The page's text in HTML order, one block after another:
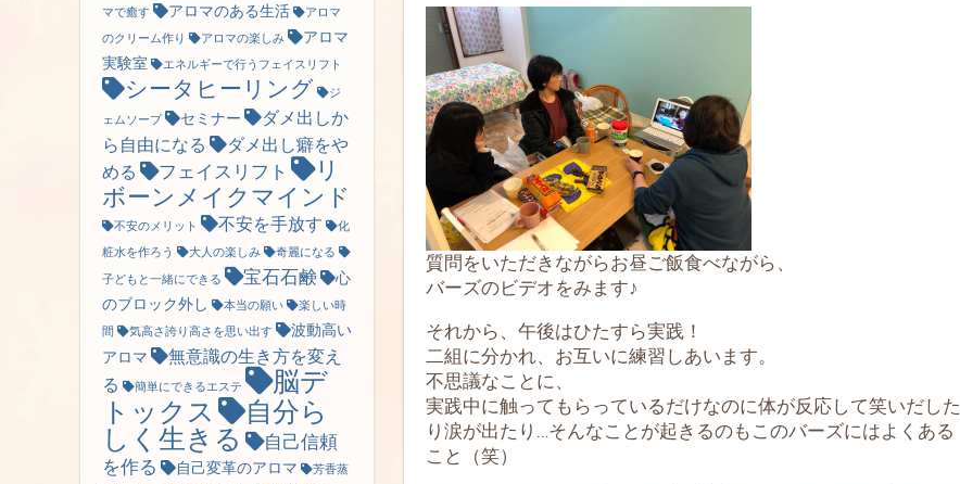
質問をいただきながらお昼ご飯食べながら、
バーズのビデオをみます♪
それから、午後はひたすら実践！
二組に分かれ、お互いに練習しあいます。
不思議なことに、
実践中に触ってもらっているだけなのに体が反応して笑いだした
り涙が出たり…そんなことが起きるのもこのバーズにはよくある
こと（笑）
マで癒す
アロマのある生活
アロマ
のクリーム作り
アロマの楽しみ
アロマ
実験室
エネルギーで行うフェイスリフト
シータヒーリング
ジ
ェムソープ
セミナー
ダメ出しか
ら自由になる
ダメ出し癖をや
める
フェイスリフト
リ
ボーンメイクマインド
不安のメリット 不安を手放す
化
粧水を作ろう
大人の楽しみ
奇麗になる
子どもと一緒にできる
宝石石鹸
心
のブロック外し
本当の願い
楽しい時
間
気高さ誇り高さを思い出す
波動高い
アロマ
無意識の生き方を変え
る
簡単にできるエステ
脳デ
トックス
自分ら
しく生きる
自己信頼
を作る
自己変革のアロマ
芳香蒸